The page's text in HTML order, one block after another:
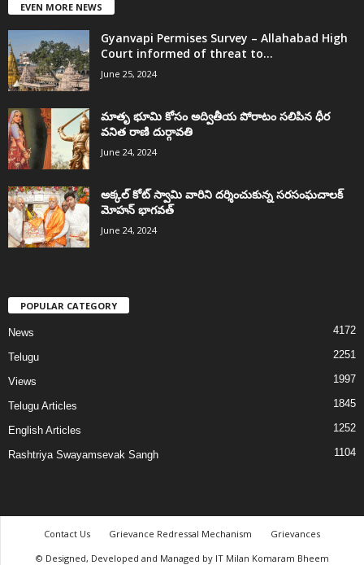
EVEN MORE NEWS
Gyanvapi Permises Survey – Allahabad High
Court informed of threat to...
June 25, 2024
మాతృ భూమి కోసం అద్వితీయ పోరాటం సలిపిన ధీర
వనిత రాణి దుర్గావతి
June 24, 2024
అక్కల్‌ కోట్‌ స్వామి వారిని దర్శించుకున్న సరసంఘచాలక్
మోహన్ భాగవత్
June 24, 2024
POPULAR CATEGORY
News 4172
Telugu 2251
Views 1997
Telugu Articles 1845
English Articles 1252
Rashtriya Swayamsevak Sangh 1104
Contact Us Grievance Redressal Mechanism
Grievances
© Designed, Developed and Managed by IT Milan Komaram Bheem